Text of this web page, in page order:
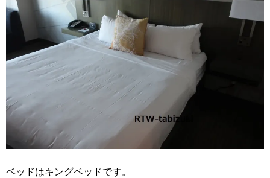
ベッドはキングベッドです。